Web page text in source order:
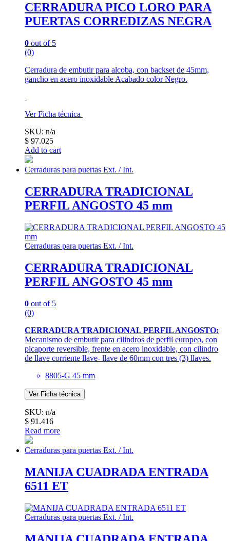
CERRADURA PICO LORO PARA
PUERTAS CORREDIZAS NEGRA
0 out of 5
(0)
Cerradura de embutir para alcoba, con backset de 45mm,
gancho en acero inoxidable Acabado color Negro.
Ver Ficha técnica
SKU: n/a
$ 97.025
Add to cart
Cerraduras para puertas Ext. / Int.
CERRADURA TRADICIONAL
PERFIL ANGOSTO 45 mm
Cerraduras para puertas Ext. / Int.
CERRADURA TRADICIONAL
PERFIL ANGOSTO 45 mm
0 out of 5
(0)
CERRADURA TRADICIONAL PERFIL ANGOSTO:
Mecanismo de embutir para cilindros de perfil europeo, con
picaporte reversible, frente en acero inoxidable, con cilindro
de llave corriente llave- llave de 60mm con tres (3) llaves.
8805-G 45 mm
Ver Ficha técnica
SKU: n/a
$ 91.416
Read more
Cerraduras para puertas Ext. / Int.
MANIJA CUADRADA ENTRADA
6511 ET
Cerraduras para puertas Ext. / Int.